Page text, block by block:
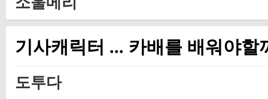
기사캐릭터 ... 카배를 배워야할
도투다